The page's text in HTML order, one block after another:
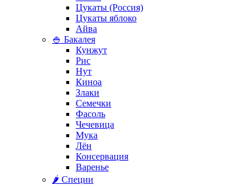
Цукаты (Россия)
Цукаты яблоко
Айва
🍚 Бакалея
Кунжут
Рис
Нут
Киноа
Злаки
Семечки
Фасоль
Чечевица
Мука
Лён
Консервация
Варенье
🌶️ Специи